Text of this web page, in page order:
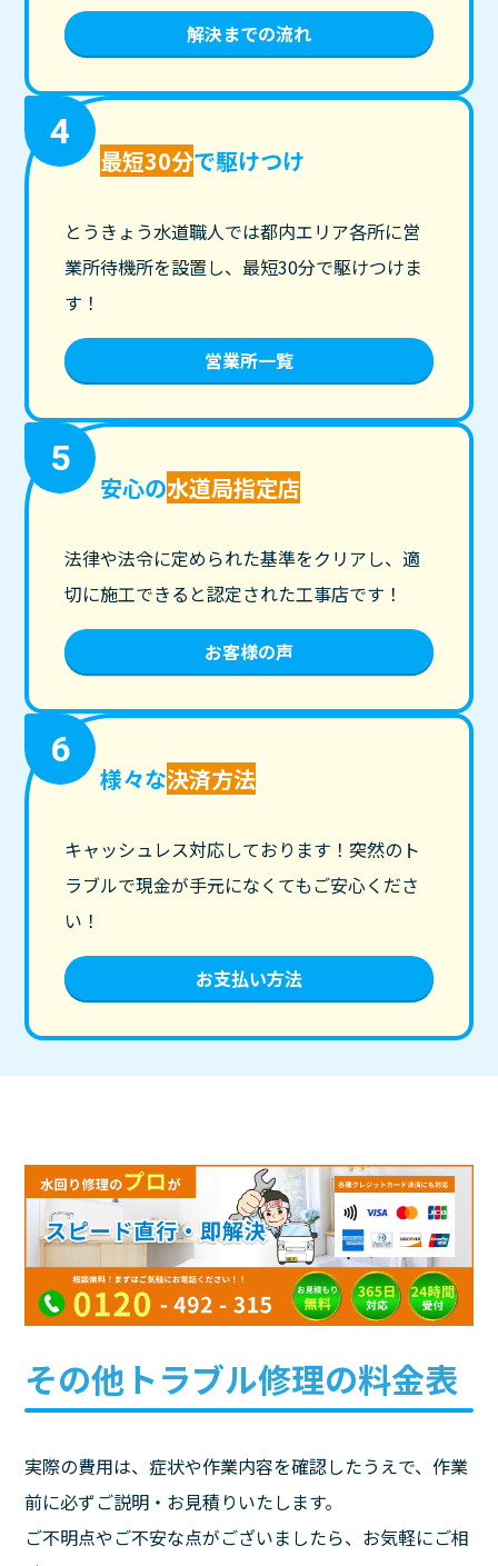
解決までの流れ
4
最短30分で駆けつけ
とうきょう水道職人では都内エリア各所に営
業所待機所を設置し、最短30分で駆けつけま
す！
営業所一覧
5
安心の水道局指定店
法律や法令に定められた基準をクリアし、適
切に施工できると認定された工事店です！
お客様の声
6
様々な決済方法
キャッシュレス対応しております！突然のト
ラブルで現金が手元になくてもご安心くださ
い！
お支払い方法
その他トラブル修理の料金表
実際の費用は、症状や作業内容を確認したうえで、作業
前に必ずご説明・お見積りいたします。
ご不明点やご不安な点がございましたら、お気軽にご相